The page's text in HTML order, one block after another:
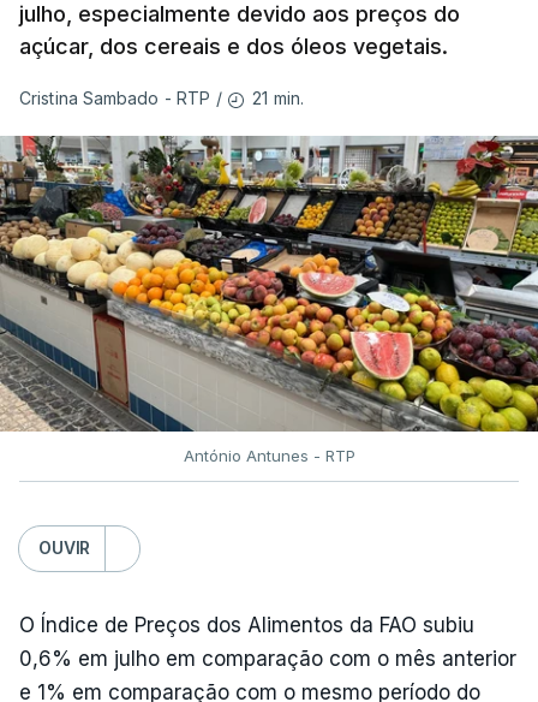
julho, especialmente devido aos preços do
açúcar, dos cereais e dos óleos vegetais.
Cristina Sambado - RTP / 21 min.
António Antunes - RTP
OUVIR
O Índice de Preços dos Alimentos da FAO subiu
0,6% em julho em comparação com o mês anterior
e 1% em comparação com o mesmo período do